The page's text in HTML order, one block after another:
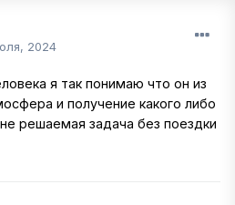
2024
я так понимаю что он из
и получение какого либо
решаемая задача без поездки